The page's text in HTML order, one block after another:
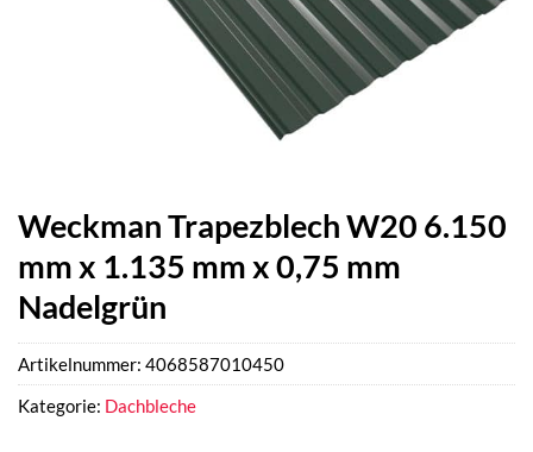
Weckman Trapezblech W20 6.150
mm x 1.135 mm x 0,75 mm
Nadelgrün
Artikelnummer: 4068587010450
Kategorie: Dachbleche